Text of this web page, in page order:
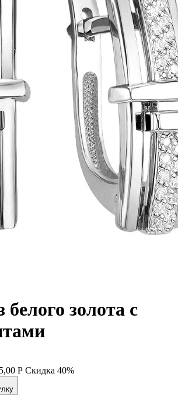
белого золота с
Р Скидка 40%